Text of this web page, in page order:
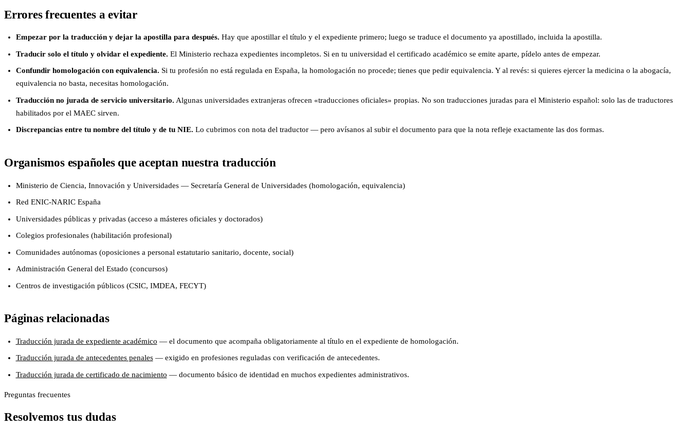
Errores frecuentes a evitar
Empezar por la traducción y dejar la apostilla para después. Hay que apostillar el título y el expediente primero; luego se traduce el documento ya apostillado, incluida la apostilla.
Traducir solo el título y olvidar el expediente. El Ministerio rechaza expedientes incompletos. Si en tu universidad el certificado académico se emite aparte, pídelo antes de empezar.
Confundir homologación con equivalencia. Si tu profesión no está regulada en España, la homologación no procede; tienes que pedir equivalencia. Y al revés: si quieres ejercer la medicina o la abogacía,
equivalencia no basta, necesitas homologación.
Traducción no jurada de servicio universitario. Algunas universidades extranjeras ofrecen «traducciones oficiales» propias. No son traducciones juradas para el Ministerio español: solo las de traductores
habilitados por el MAEC sirven.
Discrepancias entre tu nombre del título y de tu NIE. Lo cubrimos con nota del traductor — pero avísanos al subir el documento para que la nota refleje exactamente las dos formas.
Organismos españoles que aceptan nuestra traducción
Ministerio de Ciencia, Innovación y Universidades — Secretaría General de Universidades (homologación, equivalencia)
Red ENIC-NARIC España
Universidades públicas y privadas (acceso a másteres oficiales y doctorados)
Colegios profesionales (habilitación profesional)
Comunidades autónomas (oposiciones a personal estatutario sanitario, docente, social)
Administración General del Estado (concursos)
Centros de investigación públicos (CSIC, IMDEA, FECYT)
Páginas relacionadas
Traducción jurada de expediente académico — el documento que acompaña obligatoriamente al título en el expediente de homologación.
Traducción jurada de antecedentes penales— exigido en profesiones reguladas con verificación de antecedentes.
Traducción jurada de certificado de nacimiento — documento básico de identidad en muchos expedientes administrativos.
Preguntas frecuentes
Resolvemos tus dudas